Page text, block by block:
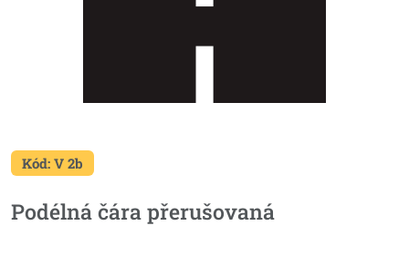
Kód: V 2b
Podélná čára přerušovaná